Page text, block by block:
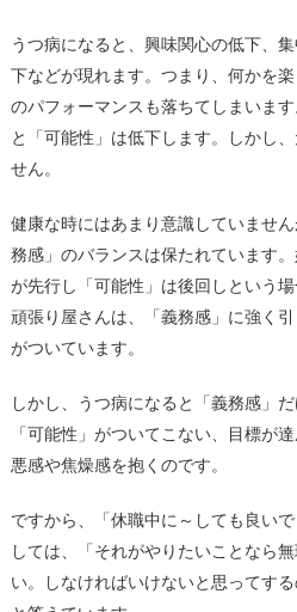
うつ病になると、興味関心の低下、
下などが現れます。つまり、何かを
のパフォーマンスも落ちてしまいま
と「可能性」は低下します。しかし
せん。
健康な時にはあまり意識していませ
務感」のバランスは保たれています
が先行し「可能性」は後回しという
頑張り屋さんは、「義務感」に強く
がついています。
しかし、うつ病になると「義務感」
「可能性」がついてこない、目標が
悪感や焦燥感を抱くのです。
ですから、「休職中に～しても良い
しては、「それがやりたいことなら
い。しなければいけないと思ってす